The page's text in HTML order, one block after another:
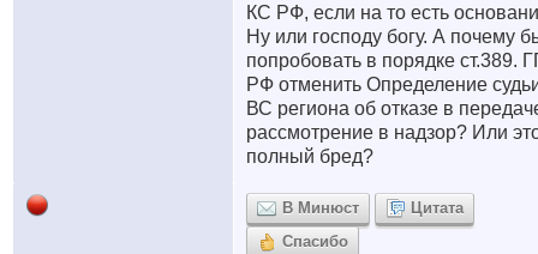
КС РФ, если на то есть
Ну или господу богу. А почему
попробовать в порядке ст.389.
РФ отменить Определение
ВС региона об отказе в
рассмотрение в надзор? Или
полный бред?
В Минюст
Цитата
Спасибо